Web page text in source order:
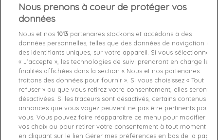
Out-of-Stock
Je craque ! favorite_border
Livraison gratuite *
Retours sous 100 jours
Produit certifié authentique
Caractéristiques produit
Nous prenons à coeur de protéger vos
données
Nous et nos1013 partenaires stockons et accédons à des
données personnelles, telles que des données de navigation ou
des identifiants uniques, sur votre appareil. Si vous sélectionnez
« J’accepte », les technologies de suivi prendront en charge les
finalités affichées dans la section « Nous et nos partenaires
traitons des données pour fournir ». Si vous choisissez « Tout
refuser » ou que vous retirez votre consentement, elles seront
désactivées. Si les traceurs sont désactivés, certains contenus et
annonces que vous voyez peuvent ne pas être pertinents pour
vous. Vous pouvez faire réapparaître ce menu pour modifier
vos choix ou pour retirer votre consentement à tout moment
en cliquant sur le lien Gérer mes préférences en bas de la page